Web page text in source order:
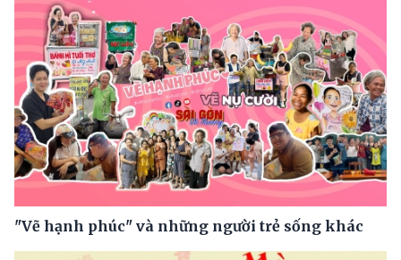
"Vẽ hạnh phúc" và những người trẻ sống khác